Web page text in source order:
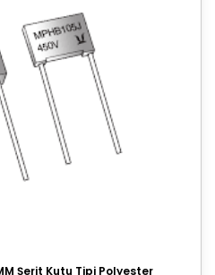
Şerit Kutu Tipi Polyester